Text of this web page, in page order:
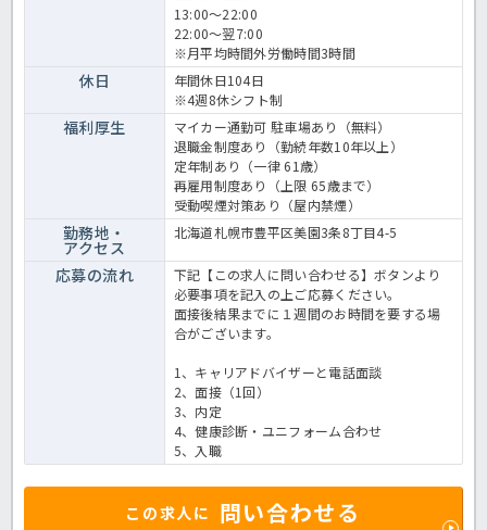
13:00～22:00
22:00～翌7:00
※月平均時間外労働時間3時間
休日
年間休日104日
※4週8休シフト制
福利厚生
マイカー通勤可 駐車場あり（無料）
退職金制度あり（勤続年数10年以上）
定年制あり（一律 61歳）
再雇用制度あり（上限 65歳まで）
受動喫煙対策あり（屋内禁煙）
勤務地・
アクセス
北海道札幌市豊平区美園3条8丁目4-5
応募の流れ
下記【この求人に問い合わせる】ボタンより
必要事項を記入の上ご応募ください。
面接後結果までに１週間のお時間を要する場
合がございます。
1、キャリアドバイザーと電話面談
2、面接（1回）
3、内定
4、健康診断・ユニフォーム合わせ
5、入職
この求人に 問い合わせる